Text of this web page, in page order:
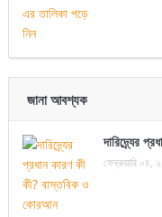
জানা আবশ্যক
দারিদ্র্যের
ফেব্রুয়ারি ০৪,